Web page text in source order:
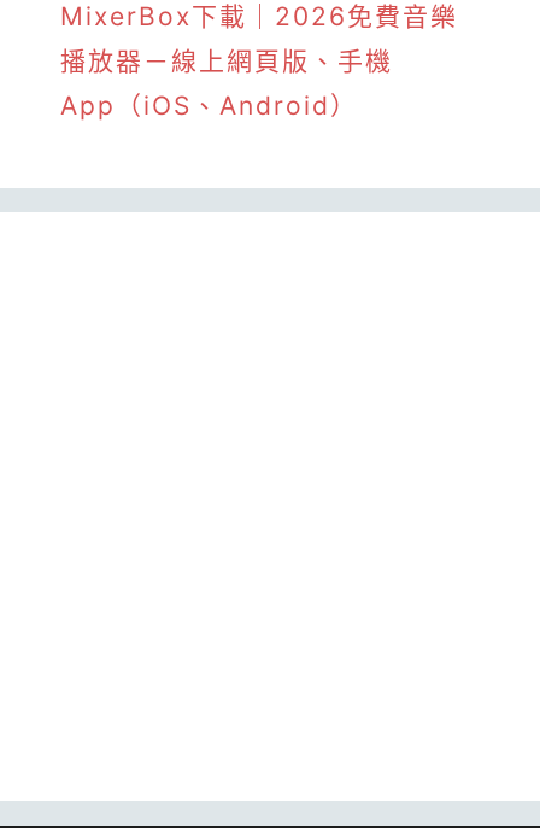
MixerBox下載｜2026免費音樂
播放器－線上網頁版、手機
App（iOS、Android）